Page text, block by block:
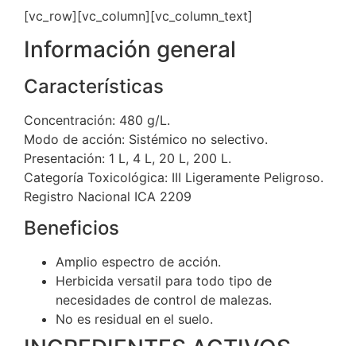
[vc_row][vc_column][vc_column_text]
Información general
Características
Concentración: 480 g/L.
Modo de acción: Sistémico no selectivo.
Presentación: 1 L, 4 L, 20 L, 200 L.
Categoría Toxicológica: III Ligeramente Peligroso.
Registro Nacional ICA 2209
Beneficios
Amplio espectro de acción.
Herbicida versatil para todo tipo de
necesidades de control de malezas.
No es residual en el suelo.